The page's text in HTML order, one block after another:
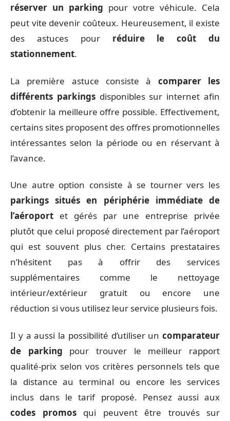
réserver un parking pour votre véhicule. Cela
peut vite devenir coûteux. Heureusement, il existe
des astuces pour réduire le coût du
stationnement.
La première astuce consiste à comparer les
différents parkingsdisponibles sur internet afin
d’obtenir la meilleure offre possible. Effectivement,
certains sites proposent des offres promotionnelles
intéressantes selon la période ou en réservant à
l’avance.
Une autre option consiste à se tourner vers les
parkings situés en périphérie immédiate de
l’aéroport et gérés par une entreprise privée
plutôt que celui proposé directement par l’aéroport
qui est souvent plus cher. Certains prestataires
n’hésitent pas à offrir des services
supplémentaires comme le nettoyage
intérieur/extérieur gratuit ou encore une
réduction si vous utilisez leur service plusieurs fois.
Il y a aussi la possibilité d’utiliser un comparateur
de parking pour trouver le meilleur rapport
qualité-prix selon vos critères personnels tels que
la distance au terminal ou encore les services
inclus dans le tarif proposé. Pensez aussi aux
codes promosqui peuvent être trouvés sur